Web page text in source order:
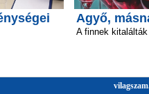
Agyő,
A finnek kitalálták